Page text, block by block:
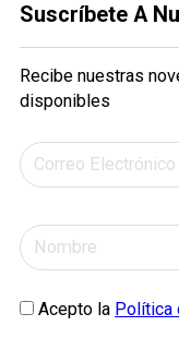
Suscríbete A
Recibe nuestras
disponibles
Acepto la Política